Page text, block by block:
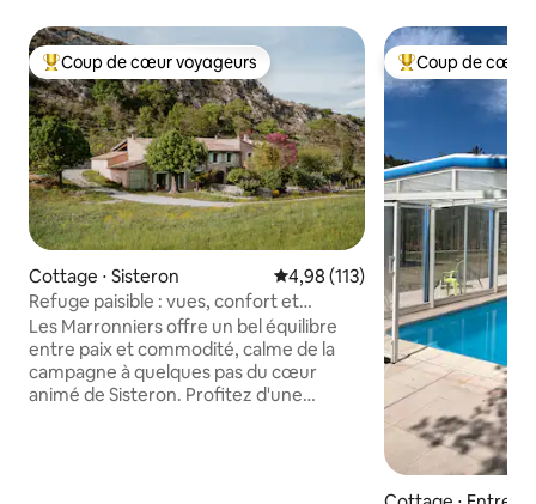
Coups de cœur voyageurs les plus appréciés
Coup de cœur voyageurs
Cottage ⋅ Sisteron Évaluation moyenne sur la
4,98 (113)
Refuge paisible : vues, confort et
charme
Les Marronniers offre un bel équilibre
entre paix et commodité, calme de la
campagne à quelques pas du cœur
animé de Sisteron. Profitez d'une
Coups de cœur
Coup de cœur